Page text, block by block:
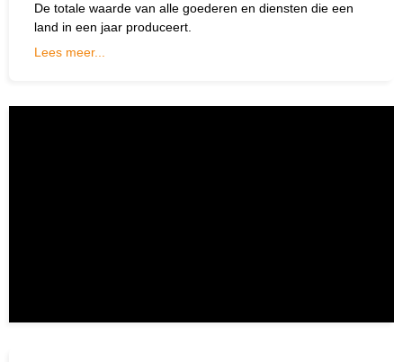
De totale waarde van alle goederen en diensten die een
land in een jaar produceert.
Lees meer...
naar: